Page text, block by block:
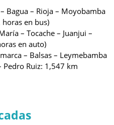
Bagua – Rioja – Moyobamba
en bus)
– Tocache – Juanjui –
en auto)
– Balsas – Leymebamba
Pedro Ruiz: 1,547 km